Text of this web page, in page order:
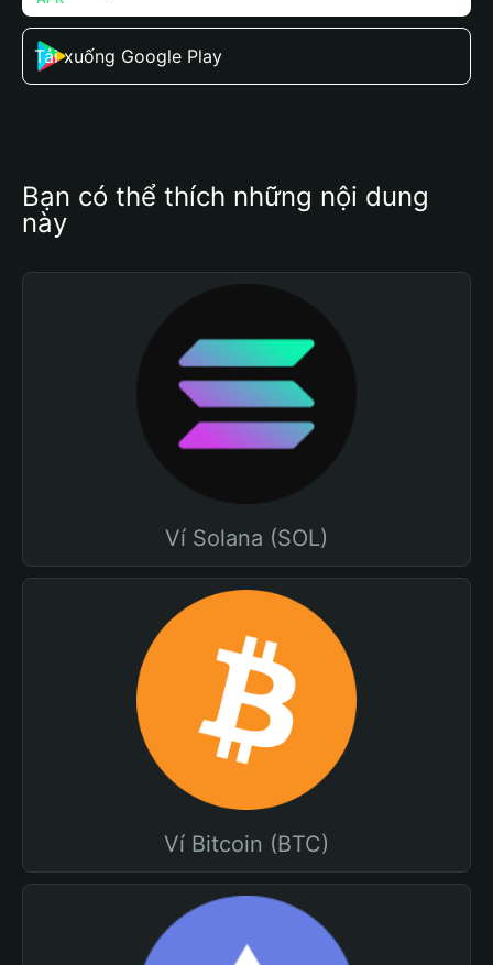
Tải xuống Google Play
Bạn có thể thích những nội dung
này
Ví Solana (SOL)
Ví Bitcoin (BTC)